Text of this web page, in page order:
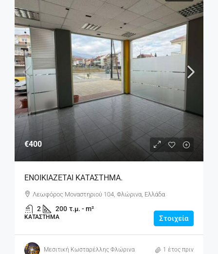
€400
ΕΝΟΙΚΙΑΖΕΤΑΙ ΚΑΤΑΣΤΗΜΑ.
Λεωφόρος Μοναστηριού 104, Φλώρινα, Ελλάδα
2 200 τ.μ. - m²
ΚΑΤΆΣΤΗΜΑ Στοιχεία
Μεσιτική Κωσταρέλλης Φλώρινα 1 έτος πριν